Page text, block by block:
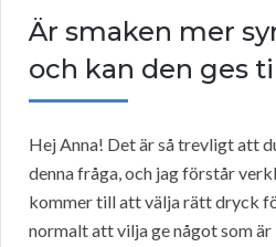
Är smaken mer
och kan den ges
Hej Anna! Det är så trevligt att
denna fråga, och jag förstår
kommer till att välja rätt dryck
normalt att vilja ge något som